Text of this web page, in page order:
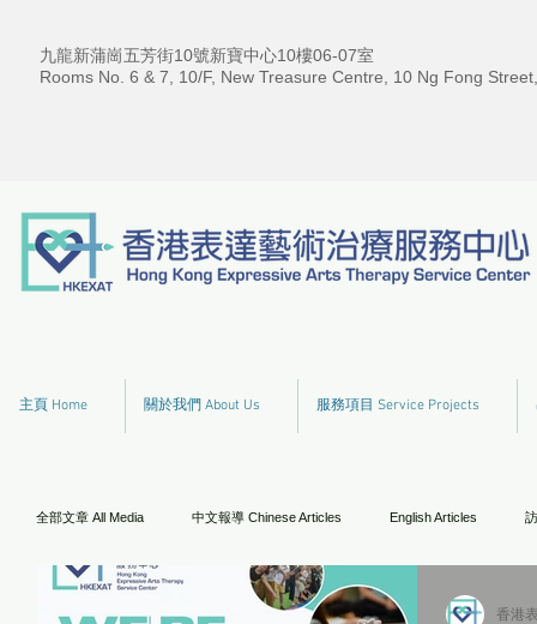
九龍新蒲崗五芳街10號新寶中心10樓06-07室
Rooms No. 6 & 7, 10/F, New Treasure Centre, 10 Ng Fong
主頁 Home 關於我們 About Us 服務項目 Service Projects
全部文章 All Media 中文報導 Chinese Articles English Articles
表達藝術治療師日誌 傳媒報導 Media Interviews 「當下即藝術
香港